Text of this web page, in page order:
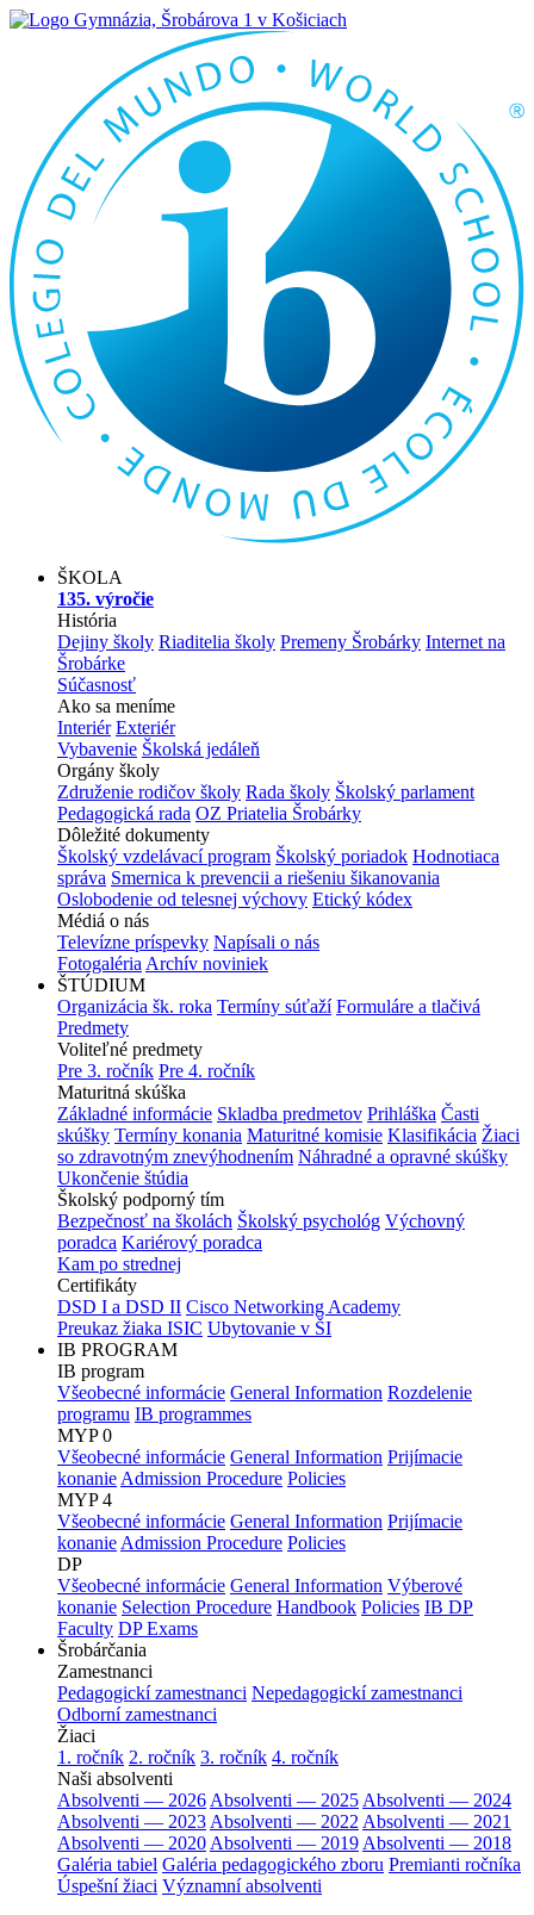
ŠKOLA
135. výročie
História
Dejiny školy Riaditelia školy Premeny Šrobárky Internet na
Šrobárke
Súčasnosť
Ako sa meníme
Interiér Exteriér
Vybavenie Školská jedáleň
Orgány školy
Združenie rodičov školy Rada školy Školský parlament
Pedagogická rada OZ Priatelia Šrobárky
Dôležité dokumenty
Školský vzdelávací program Školský poriadok Hodnotiaca
správa Smernica k prevencii a riešeniu šikanovania
Oslobodenie od telesnej výchovy Etický kódex
Médiá o nás
Televízne príspevky Napísali o nás
Fotogaléria Archív noviniek
ŠTÚDIUM
Organizácia šk. roka Termíny súťaží Formuláre a tlačivá
Predmety
Voliteľné predmety
Pre 3. ročník Pre 4. ročník
Maturitná skúška
Základné informácie Skladba predmetov Prihláška Časti
skúšky Termíny konania Maturitné komisie Klasifikácia Žiaci
so zdravotným znevýhodnením Náhradné a opravné skúšky
Ukončenie štúdia
Školský podporný tím
Bezpečnosť na školách Školský psychológ Výchovný
poradca Kariérový poradca
Kam po strednej
Certifikáty
DSD I a DSD II Cisco Networking Academy
Preukaz žiaka ISIC Ubytovanie v ŠI
IB PROGRAM
IB program
Všeobecné informácie General Information Rozdelenie
programu IB programmes
MYP 0
Všeobecné informácie General Information Prijímacie
konanie Admission Procedure Policies
MYP 4
Všeobecné informácie General Information Prijímacie
konanie Admission Procedure Policies
DP
Všeobecné informácie General Information Výberové
konanie Selection Procedure Handbook Policies IB DP
Faculty DP Exams
Šrobárčania
Zamestnanci
Pedagogickí zamestnanci Nepedagogickí zamestnanci
Odborní zamestnanci
Žiaci
1. ročník 2. ročník 3. ročník 4. ročník
Naši absolventi
Absolventi — 2026 Absolventi — 2025 Absolventi — 2024
Absolventi — 2023 Absolventi — 2022 Absolventi — 2021
Absolventi — 2020 Absolventi — 2019 Absolventi — 2018
Galéria tabiel Galéria pedagogického zboru Premianti ročníka
Úspešní žiaci Významní absolventi